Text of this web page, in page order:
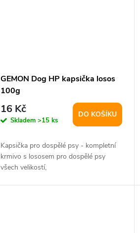
GEMON Dog HP kapsička losos
100g
16 Kč
Skladem>15 ks
DO KOŠÍKU
Kapsička pro dospělé psy - kompletní
krmivo s lososem pro dospělé psy
všech velikostí,